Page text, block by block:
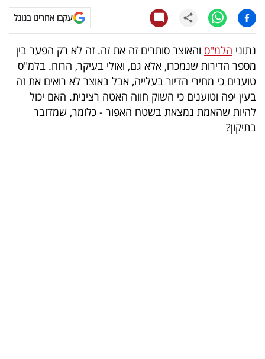
טלוויזיה
עסקי
ספורט
קריירה
ולימודים
מינויים
עקבו אחרינו בגוגל
נתוני הלמ"ס והאוצר סותרים זה את זה. זה לא רק הפער בין
מספר הדירות שנמכרו, אלא גם, ואולי בעיקר, הרוח. בלמ"ס
טוענים כי מחירי הדיור בעלייה, אבל באוצר לא רואים את זה
בעין יפה וטוענים כי השוק חווה האטה רצינית. האם יכול
להיות שהאמת נמצאת בשטח האפור - כלומר, שמדובר
בתיקון?